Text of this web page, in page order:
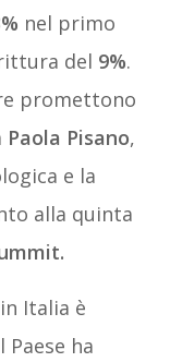
nel primo
del 9%.
promettono
Paola Pisano,
e la
alla quinta
Italia è
ha